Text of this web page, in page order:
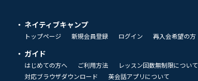
ネイティブキャンプ
トップページ 新規会員登録 ログイン 再入会希望の方
ガイド
はじめての方へ ご利用方法 レッスン回数無制限について
対応ブラウザダウンロード
英会話アプリについて